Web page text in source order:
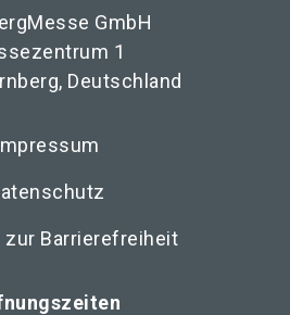
GmbH
1
Deutschland
zur Barrierefreiheit